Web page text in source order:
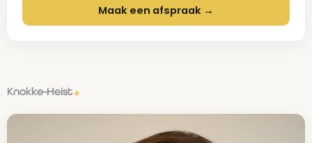
Maak een afspraak →
Knokke-Heist